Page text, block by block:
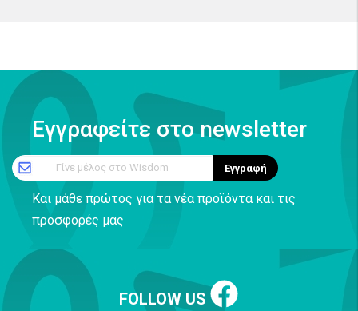
Εγγραφείτε στο newsletter
Γίνε μέλος στο Wisdom Εγγραφή
Και μάθε πρώτος για τα νέα προϊόντα και τις
προσφορές μας
FOLLOW US